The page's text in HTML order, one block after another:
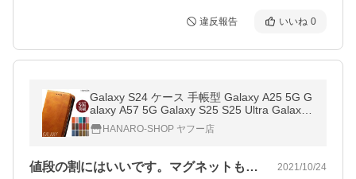
違反報告 いいね 0
Galaxy S24 ケース 手帳型 Galaxy A25 5G G
alaxy A57 5G Galaxy S25 S25 Ultra Galaxy
S26 S26 Ultra Galaxy A36 5G Galaxy A55 5
G S25 FE S24 FE S24 Ultra
HANARO-SHOP ヤフー店
値段の割にはいいです。マグネットも自分… 2021/10/24